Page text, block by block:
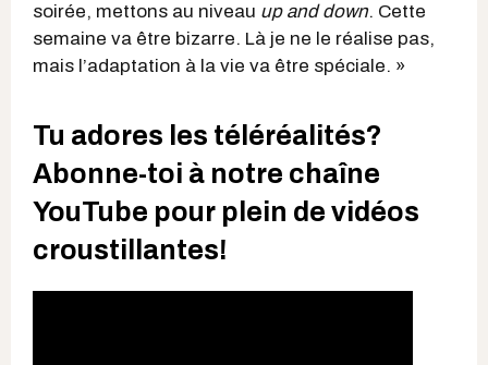
soirée, mettons au niveau up and down. Cette
semaine va être bizarre. Là je ne le réalise pas,
mais l’adaptation à la vie va être spéciale. »
Tu adores les téléréalités?
Abonne-toi à notre chaîne
YouTube pour plein de vidéos
croustillantes!